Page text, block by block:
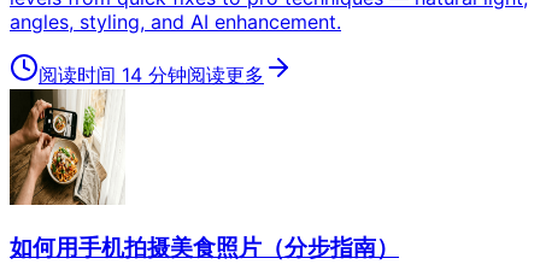
angles, styling, and AI enhancement.
阅读时间 14 分钟阅读更多
如何用手机拍摄美食照片（分步指南）